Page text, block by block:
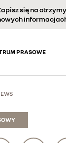
się na
PRASOWE